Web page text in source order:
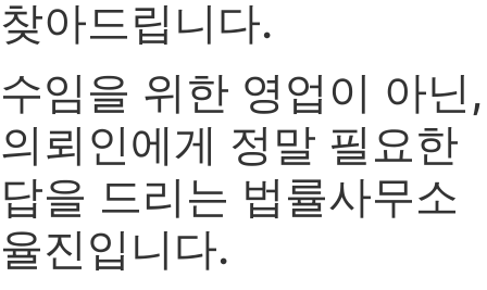
찾아드립니다.
수임을 위한 영업이 아닌,
의뢰인에게 정말 필요한
답을 드리는 법률사무소
율진입니다.